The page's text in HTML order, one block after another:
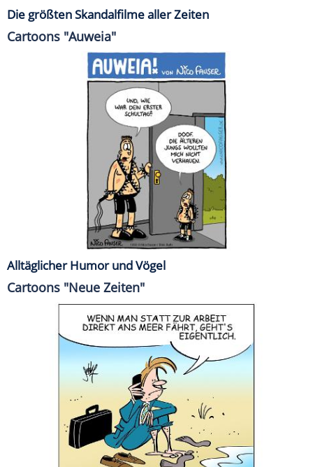
Die größten Skandalfilme aller Zeiten
Cartoons "Auweia"
Alltäglicher Humor und Vögel
Cartoons "Neue Zeiten"